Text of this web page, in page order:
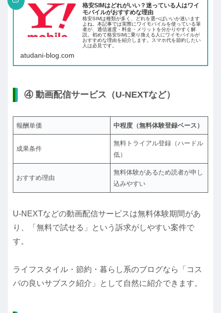
格安SIMはどれがいい？迷っている人はワイ
モバイルがおすすめな理由
格安SIMは種類が多く、どれを選べばいいか迷います
よね。本記事では実際にワイモバイルを使っている筆
者が、通信速度・料金・メリットを分かりやすく解
説。初めて格安SIMに乗り換える人にワイモバイルが
おすすめな理由を紹介します。スマホ代を節約したい
人は必見です。
atudani-blog.com
④ 動画配信サービス（U-NEXTなど）
報酬単価 中程度（無料体験登録ベース）
成果条件
無料トライアル登録（ハードル
低）
おすすめ理由
無料体験があるため読者が申し
込みやすい
U-NEXTなどの動画配信サービスは無料体験期間があ
り、「無料で試せる」という訴求がしやすい案件で
す。
ライフスタイル・節約・暮らし系のブログなら「コス
パの良いサブスク紹介」として自然に紹介できます。